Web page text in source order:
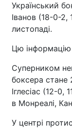
Український
Іванов (18-0-2,
листопаді.
Цю
Суперником
боксера стане
Іглесіас (12-0,
в Монреалі,
У центрі